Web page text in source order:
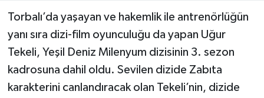
Torbalı’da yaşayan ve hakemlik ile antrenörlüğün
yanı sıra dizi-film oyunculuğu da yapan Uğur
Tekeli, Yeşil Deniz Milenyum dizisinin 3. sezon
kadrosuna dahil oldu. Sevilen dizide Zabıta
karakterini canlandıracak olan Tekeli’nin, dizide